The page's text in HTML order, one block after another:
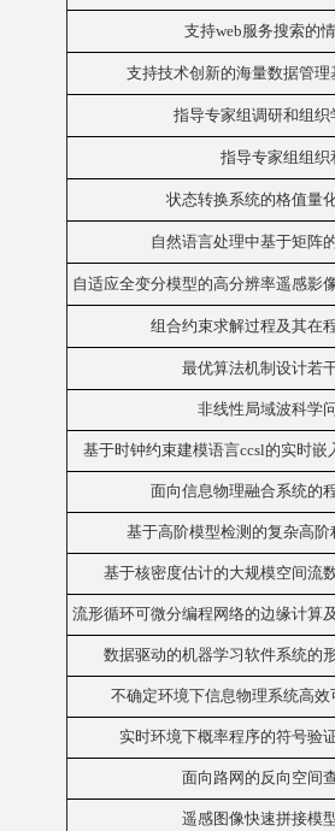
支持web服务搜索的
支持技术创新的海量数据管
指导专家组调研和组织
指导专家组组织
状态转换系统的格值量
自然语言处理中基于矩阵
自适应全变分模型的高分辨率遥感影
组合约束求解过程及其在
最优算法机制设计若
非线性局域波科学
基于时钟约束建模语言ccsl的实时嵌
面向信息物理融合系统的
基于高阶模型检测的复杂高
基于核密度估计的大规模空间流
流形循环可微分编程网络的边缘计算
数据驱动的机器学习软件系统的
不确定环境下信息物理系统高效
实时环境下概率程序的符号验
面向路网的反向空间
遥感图像快速拼接模